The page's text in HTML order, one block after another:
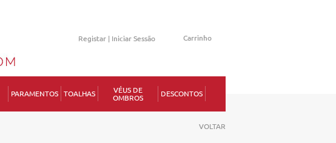
Carrinho
Registar | Iniciar Sessão
Memorizar
Perdeu a senha?
PARAMENTOS TOALHAS
VÉUS DE
OMBROS
DESCONTOS
VOLTAR